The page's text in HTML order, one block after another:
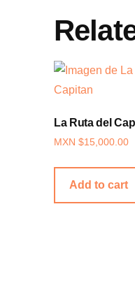
La Ruta del
MXN $15,000.00
Add to cart